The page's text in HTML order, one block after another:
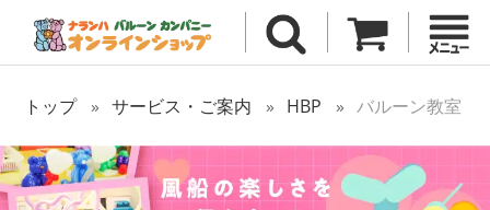
トップ サービス・ご案内 HBP バルーン教室